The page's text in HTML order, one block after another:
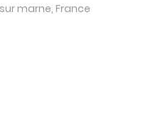
marne, France